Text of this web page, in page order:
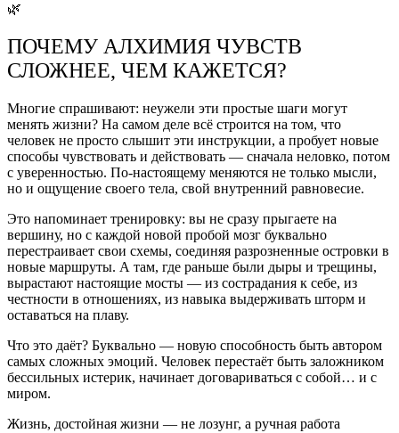
🌿
ПОЧЕМУ АЛХИМИЯ ЧУВСТВ
СЛОЖНЕЕ, ЧЕМ КАЖЕТСЯ?
Многие спрашивают: неужели эти простые шаги могут
менять жизни? На самом деле всё строится на том, что
человек не просто слышит эти инструкции, а пробует новые
способы чувствовать и действовать — сначала неловко, потом
с уверенностью. По-настоящему меняются не только мысли,
но и ощущение своего тела, свой внутренний равновесие.
Это напоминает тренировку: вы не сразу прыгаете на
вершину, но с каждой новой пробой мозг буквально
перестраивает свои схемы, соединяя разрозненные островки в
новые маршруты. А там, где раньше были дыры и трещины,
вырастают настоящие мосты — из сострадания к себе, из
честности в отношениях, из навыка выдерживать шторм и
оставаться на плаву.
Что это даёт? Буквально — новую способность быть автором
самых сложных эмоций. Человек перестаёт быть заложником
бессильных истерик, начинает договариваться с собой… и с
миром.
Жизнь, достойная жизни — не лозунг, а ручная работа